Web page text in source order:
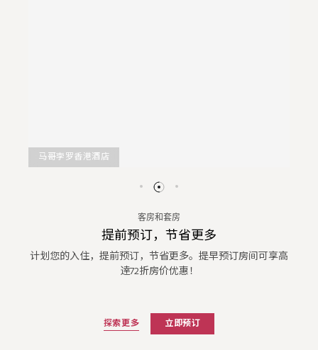
马哥孛罗香港酒店
客房和套房
提前预订，节省更多
计划您的入住，提前预订，节省更多。提早预订房间可享高
逹72折房价优惠！
探索更多 立即预订